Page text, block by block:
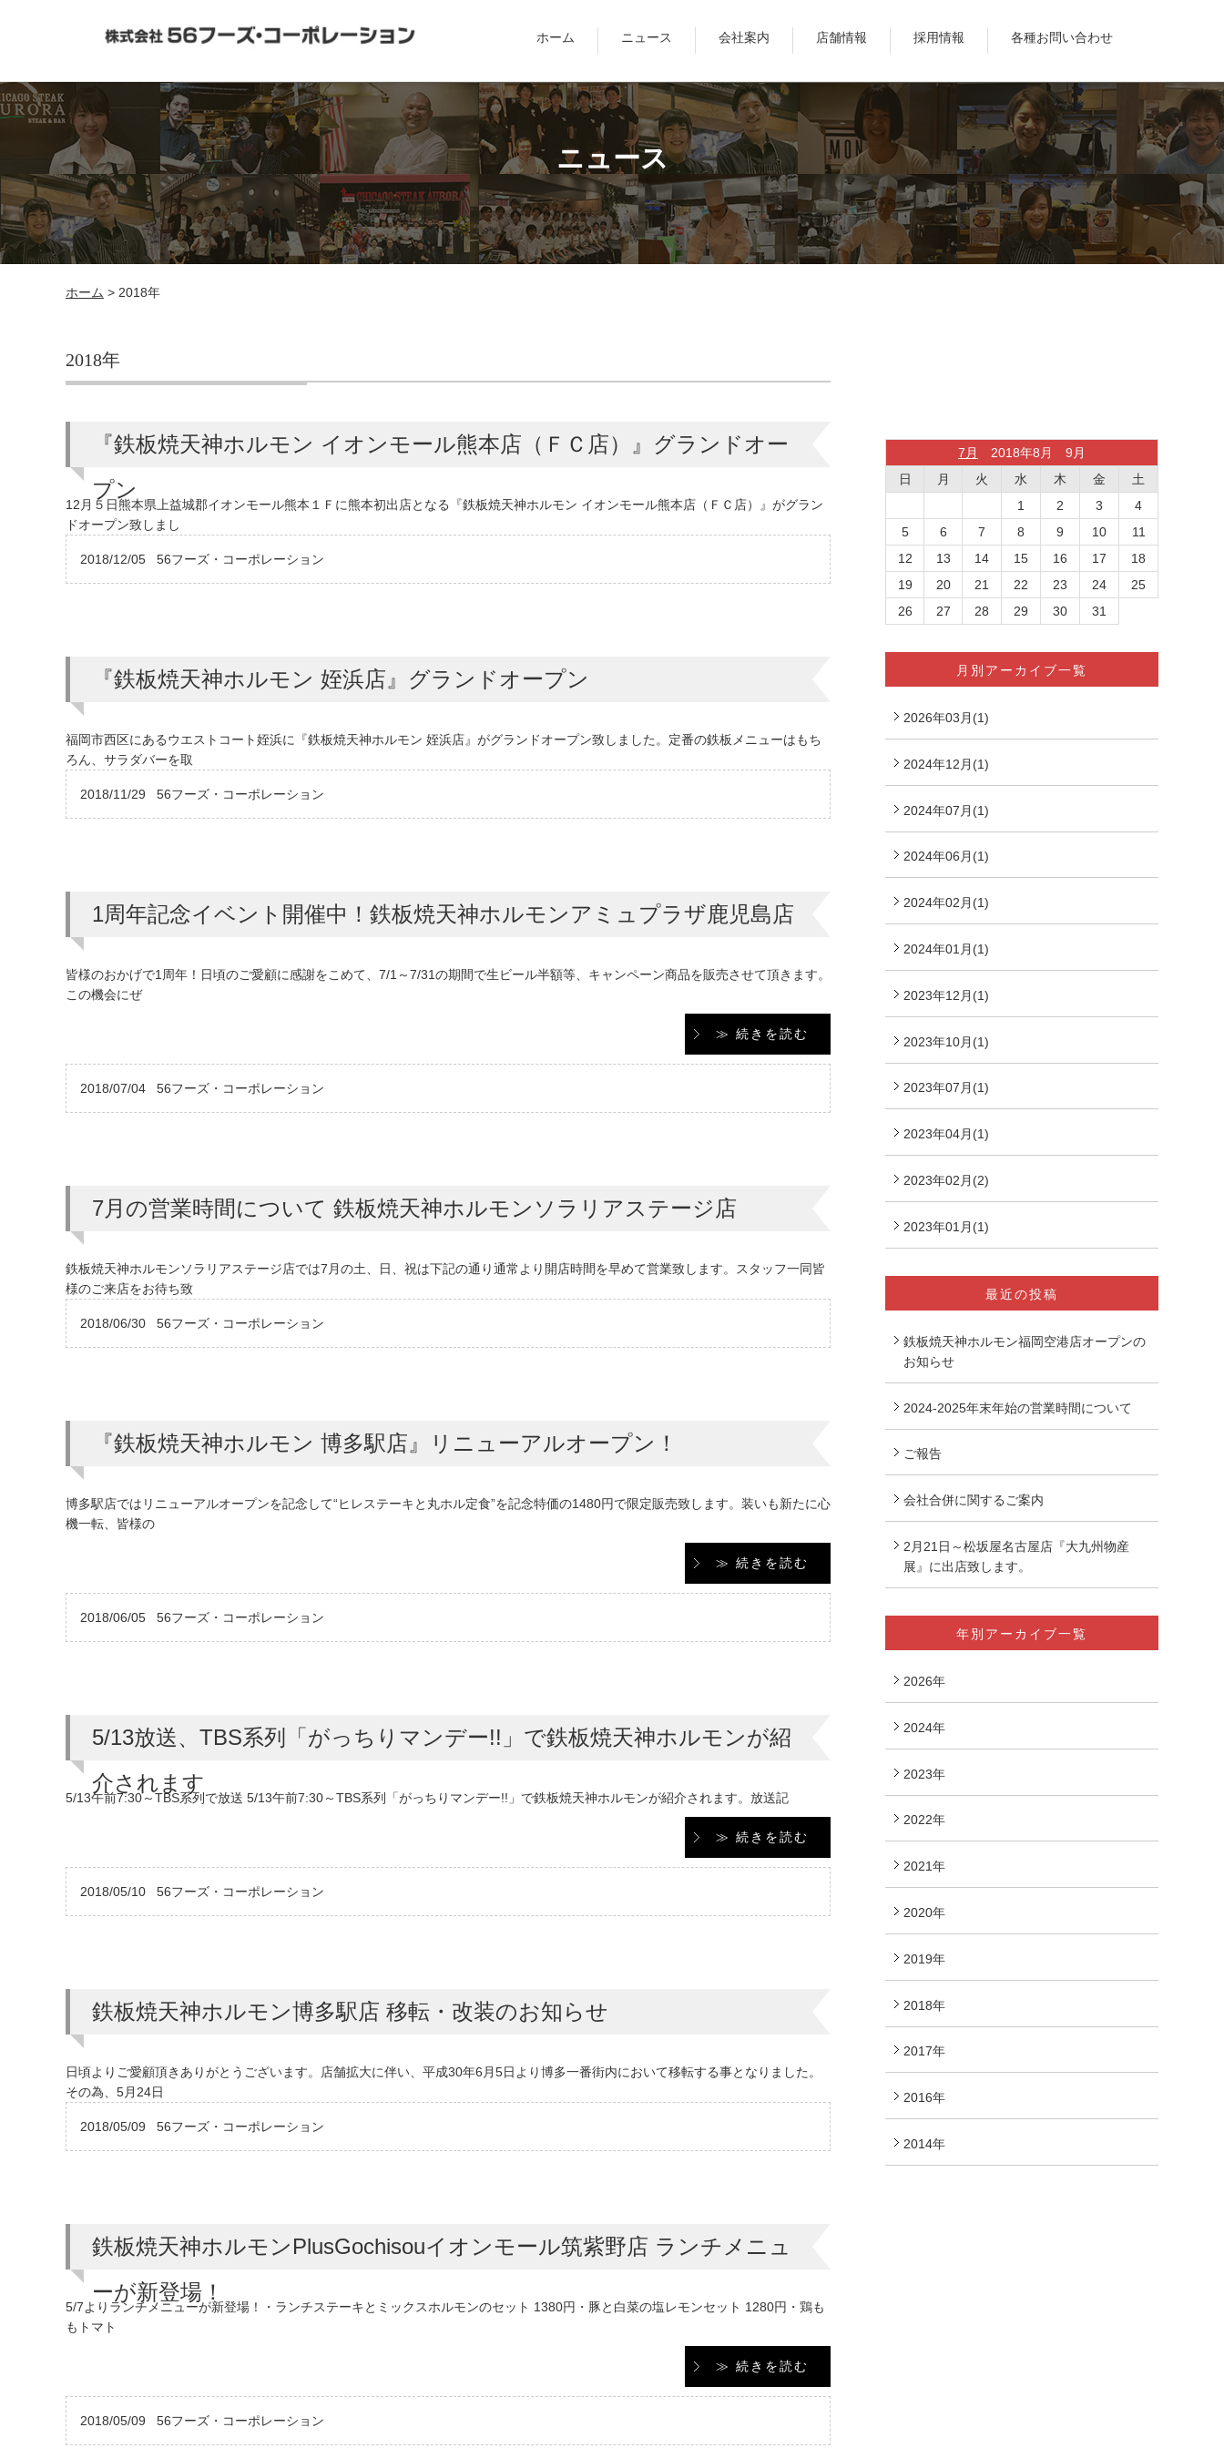
ホーム ニュース 会社案内 店舗情報 採用情報 各種お問い合わせ
ニュース
ホーム > 2018年
2018年
『鉄板焼天神ホルモン イオンモール熊本店（ＦＣ店）』グランドオー
プン
12月５日熊本県上益城郡イオンモール熊本１Ｆに熊本初出店となる『鉄板焼天神ホルモン イオンモール熊本店（ＦＣ店）』がグラン
ドオープン致しまし
2018/12/05 56フーズ・コーポレーション
『鉄板焼天神ホルモン 姪浜店』グランドオープン
福岡市西区にあるウエストコート姪浜に『鉄板焼天神ホルモン 姪浜店』がグランドオープン致しました。定番の鉄板メニューはもち
ろん、サラダバーを取
2018/11/29 56フーズ・コーポレーション
1周年記念イベント開催中！鉄板焼天神ホルモンアミュプラザ鹿児島店
皆様のおかげで1周年！日頃のご愛顧に感謝をこめて、7/1～7/31の期間で生ビール半額等、キャンペーン商品を販売させて頂きます。
この機会にぜ
≫ 続きを読む
2018/07/04 56フーズ・コーポレーション
7月の営業時間について 鉄板焼天神ホルモンソラリアステージ店
鉄板焼天神ホルモンソラリアステージ店では7月の土、日、祝は下記の通り通常より開店時間を早めて営業致します。スタッフ一同皆
様のご来店をお待ち致
2018/06/30 56フーズ・コーポレーション
『鉄板焼天神ホルモン 博多駅店』リニューアルオープン！
博多駅店ではリニューアルオープンを記念して“ヒレステーキと丸ホル定食”を記念特価の1480円で限定販売致します。装いも新たに心
機一転、皆様の
≫ 続きを読む
2018/06/05 56フーズ・コーポレーション
5/13放送、TBS系列「がっちりマンデー!!」で鉄板焼天神ホルモンが紹
介されます
5/13午前7:30～TBS系列で放送 5/13午前7:30～TBS系列「がっちりマンデー!!」で鉄板焼天神ホルモンが紹介されます。放送記
≫ 続きを読む
2018/05/10 56フーズ・コーポレーション
鉄板焼天神ホルモン博多駅店 移転・改装のお知らせ
日頃よりご愛顧頂きありがとうございます。店舗拡大に伴い、平成30年6月5日より博多一番街内において移転する事となりました。
その為、5月24日
2018/05/09 56フーズ・コーポレーション
鉄板焼天神ホルモンPlusGochisouイオンモール筑紫野店 ランチメニュ
ーが新登場！
5/7よりランチメニューが新登場！・ランチステーキとミックスホルモンのセット 1380円・豚と白菜の塩レモンセット 1280円・鶏も
もトマト
≫ 続きを読む
2018/05/09 56フーズ・コーポレーション
7月
2018年8月 9月
日
月 火 水 木 金
土
1
2 3
4
5
6 7 8 9 10
11
12
13 14 15 16 17
18
19
20 21 22 23 24
25
26
27 28 29 30 31
月別アーカイブ一覧
2026年03月(1)
2024年12月(1)
2024年07月(1)
2024年06月(1)
2024年02月(1)
2024年01月(1)
2023年12月(1)
2023年10月(1)
2023年07月(1)
2023年04月(1)
2023年02月(2)
2023年01月(1)
最近の投稿
鉄板焼天神ホルモン福岡空港店オープンの
お知らせ
2024-2025年末年始の営業時間について
ご報告
会社合併に関するご案内
2月21日～松坂屋名古屋店『大九州物産
展』に出店致します。
年別アーカイブ一覧
2026年
2024年
2023年
2022年
2021年
2020年
2019年
2018年
2017年
2016年
2014年